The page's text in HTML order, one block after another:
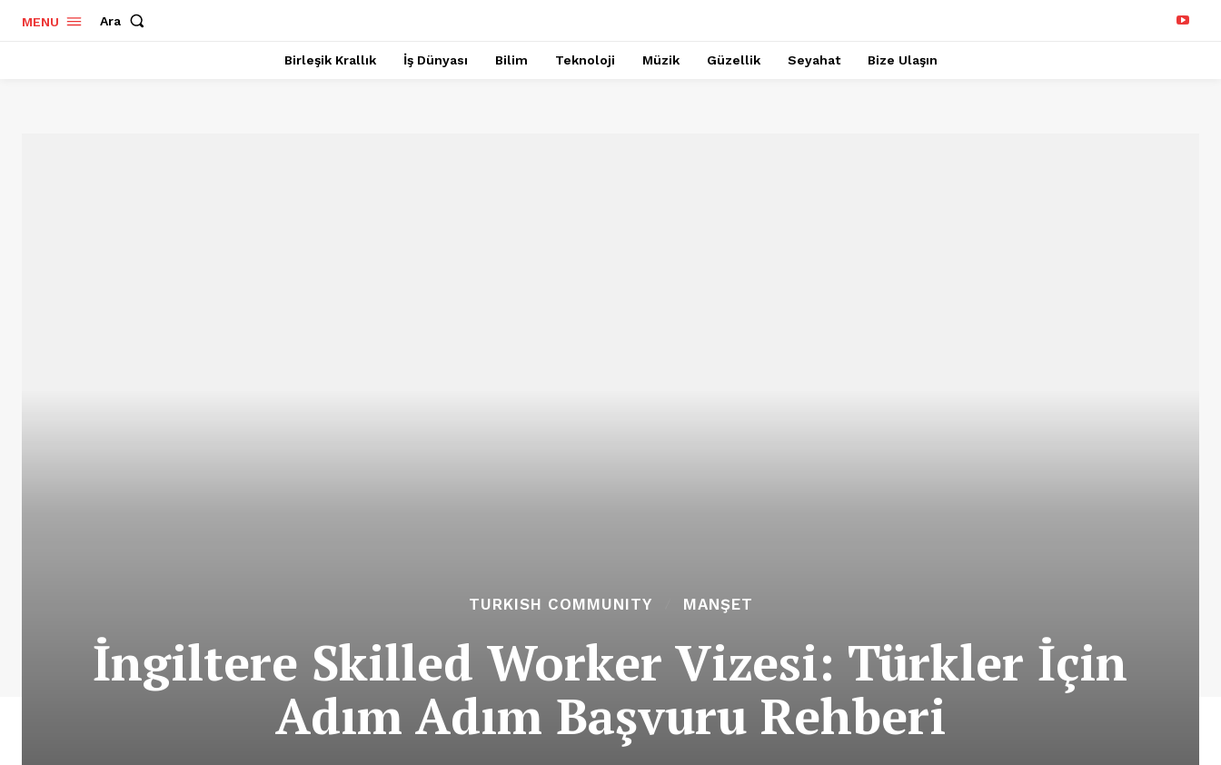
MENU Ara
Birleşik Krallık İş Dünyası Bilim Teknoloji Müzik Güzellik Seyahat Bize Ulaşın
TURKISH COMMUNITY MANŞET
İngiltere Skilled Worker Vizesi: Türkler İçin
Adım Adım Başvuru Rehberi